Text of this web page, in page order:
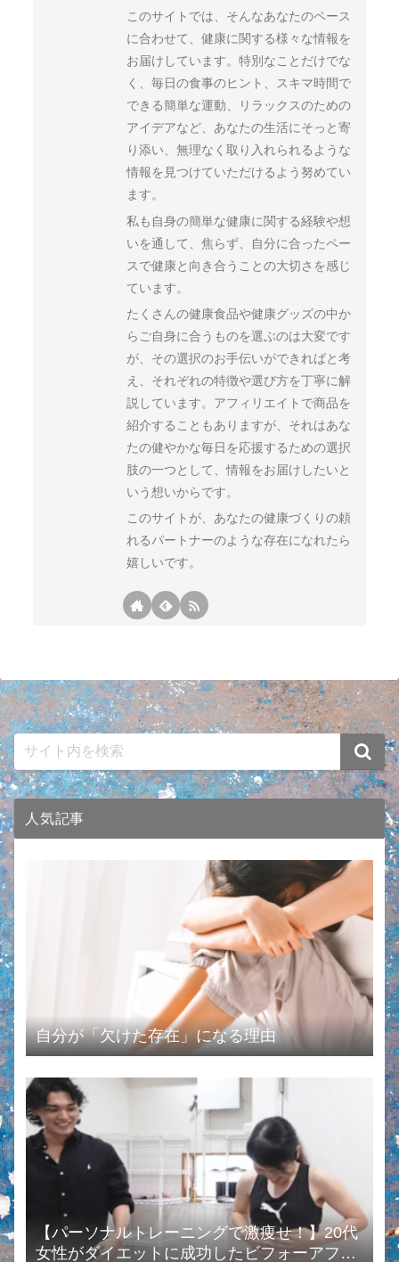
このサイトでは、そんなあなたのペース
に合わせて、健康に関する様々な情報を
お届けしています。特別なことだけでな
く、毎日の食事のヒント、スキマ時間で
できる簡単な運動、リラックスのための
アイデアなど、あなたの生活にそっと寄
り添い、無理なく取り入れられるような
情報を見つけていただけるよう努めてい
ます。
私も自身の簡単な健康に関する経験や想
いを通して、焦らず、自分に合ったペー
スで健康と向き合うことの大切さを感じ
ています。
たくさんの健康食品や健康グッズの中か
らご自身に合うものを選ぶのは大変です
が、その選択のお手伝いができればと考
え、それぞれの特徴や選び方を丁寧に解
説しています。アフィリエイトで商品を
紹介することもありますが、それはあな
たの健やかな毎日を応援するための選択
肢の一つとして、情報をお届けしたいと
いう想いからです。
このサイトが、あなたの健康づくりの頼
れるパートナーのような存在になれたら
嬉しいです。
人気記事
自分が「欠けた存在」になる理由
【パーソナルトレーニングで激痩せ！】20代
女性がダイエットに成功したビフォーアフタ